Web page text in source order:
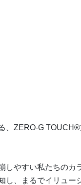
、ZERO-G TOUCH®︎
しやすい私たちのカ
し、まるでイリュ